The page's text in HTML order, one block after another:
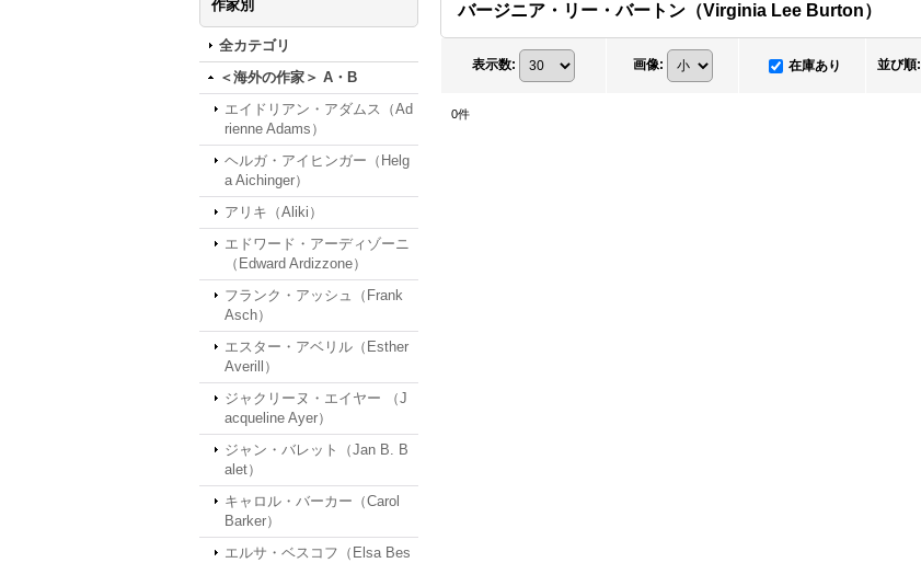
作家別
全カテゴリ
＜海外の作家＞ A・B
エイドリアン・アダムス（Ad
rienne Adams）
ヘルガ・アイヒンガー（Helg
a Aichinger）
アリキ（Aliki）
エドワード・アーディゾーニ
（Edward Ardizzone）
フランク・アッシュ（Frank
Asch）
エスター・アベリル（Esther
Averill）
ジャクリーヌ・エイヤー （J
acqueline Ayer）
ジャン・バレット（Jan B. B
alet）
キャロル・バーカー（Carol
Barker）
エルサ・ベスコフ（Elsa Bes
バージニア・リー・バートン（Virginia Lee Burton）
表示数: 画像: 在庫あり 並び順:
0件